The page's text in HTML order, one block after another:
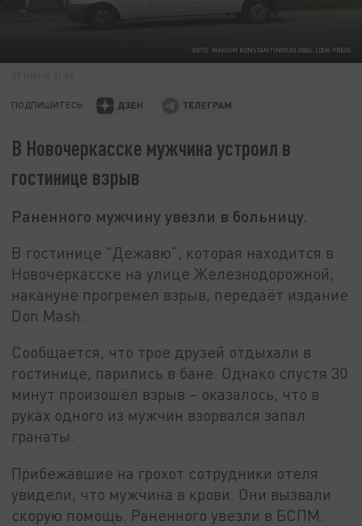
ФОТО: MAKSIM KONSTANTINOV/GLOBAL LOOK PRESS
ПОДПИШИТЕСЬ:
В Новочеркасске мужчина устроил в
гостинице взрыв
Раненного мужчину увезли в больницу.
В гостинице "Дежавю", которая находится в
Новочеркасске на улице Железнодорожной,
накануне прогремел взрыв, передаёт издание
Don Mash.
Сообщается, что трое друзей отдыхали в
гостинице, парились в бане. Однако спустя 30
минут произошёл взрыв – оказалось, что в
руках одного из мужчин взорвался запал
гранаты.
Прибежавшие на грохот сотрудники отеля
увидели, что мужчина в крови. Они вызвали
скорую помощь. Раненного увезли в БСПМ.